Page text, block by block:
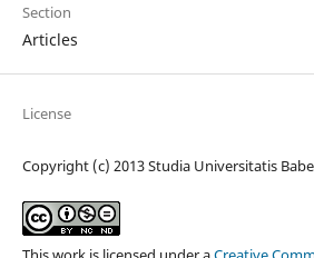
Section
Articles
License
Copyright (c) 2013 Studia Universitatis